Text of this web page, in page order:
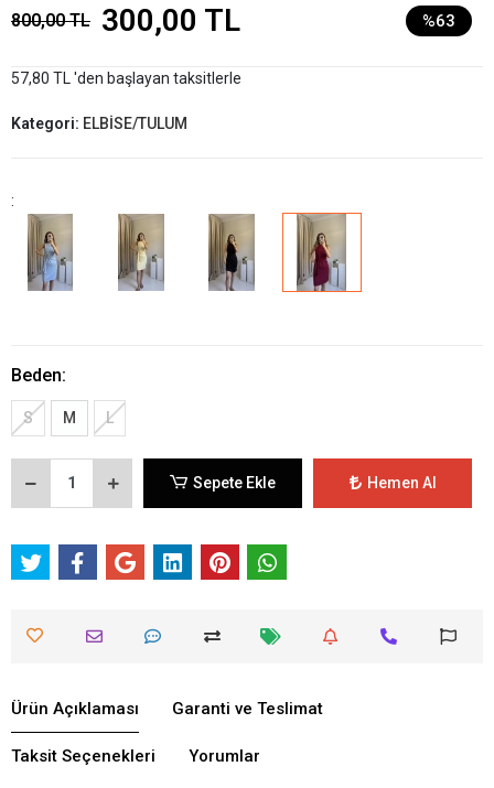
800,00 TL 300,00 TL %63
57,80 TL 'den başlayan taksitlerle
Kategori: ELBİSE/TULUM
:
Beden:
S M L
Sepete Ekle Hemen Al
Ürün Açıklaması Garanti ve Teslimat
Taksit Seçenekleri Yorumlar